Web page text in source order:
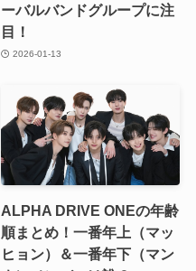
ーバルバンドグループに注
目！
2026-01-13
ALPHA DRIVE ONEの年齢
順まとめ！一番年上（マッ
ヒョン）＆一番年下（マン